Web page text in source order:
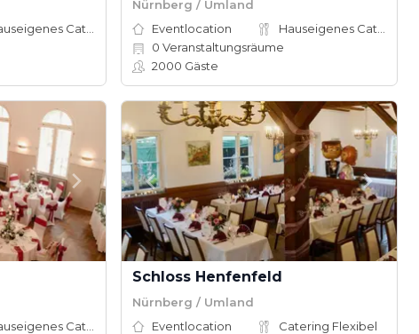
Nürnberg / Umland
Eventlocation
0 Veranstaltungsräume
2000 Gäste
Schloss Henfenfeld
Nürnberg / Umland
Eventlocation
Catering Flexibel